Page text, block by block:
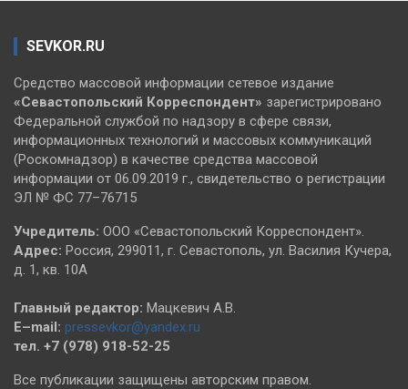
SEVKOR.RU
Средство массовой информации сетевое издание
«Севастопольский Корреспондент» зарегистрировано
Федеральной службой по надзору в сфере связи,
информационных технологий и массовых коммуникаций
(Роскомнадзор) в качестве средства массовой
информации от 06.09.2019 г., свидетельство о регистрации
ЭЛ № ФС 77–76715
Учредитель: ООО «Севастопольский Корреспондент».
Адрес: Россия, 299011, г. Севастополь, ул. Василия Кучера,
д. 1, кв. 10А
Главный редактор: Мацкевич А.В.
E–mail: pressevkor@yandex.ru
тел. +7 (978) 918-52-25
Все публикации защищены авторским правом.